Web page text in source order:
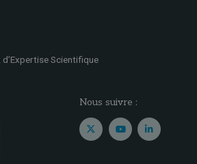
Scientifique
Nous suivre :